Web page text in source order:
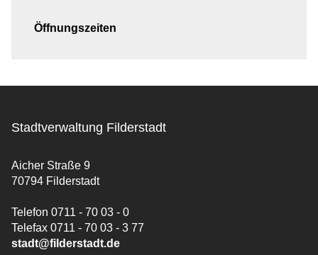
Öffnungszeiten
Stadtverwaltung Filderstadt
Aicher Straße 9
70794 Filderstadt
Telefon 0711 - 70 03 - 0
Telefax 0711 - 70 03 - 3 77
stadt@filderstadt.de